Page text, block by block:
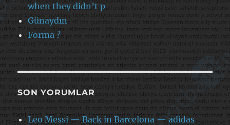
when they didn’t p
Günaydın
Forma ?
SON YORUMLAR
Leo Messi — Back in Barcelona — adidas